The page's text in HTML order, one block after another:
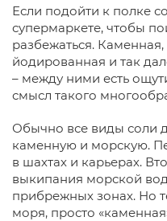
Если подойти к полке
супермаркете, чтобы
разбежаться. Каменная,
йодированная и так
– между ними есть
смысл такого
Обычно все виды соли
каменную и морскую.
в шахтах и карьерах.
выкипания морской
прибрежных зонах. Но
моря, просто